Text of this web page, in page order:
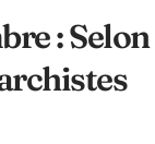
: Selon